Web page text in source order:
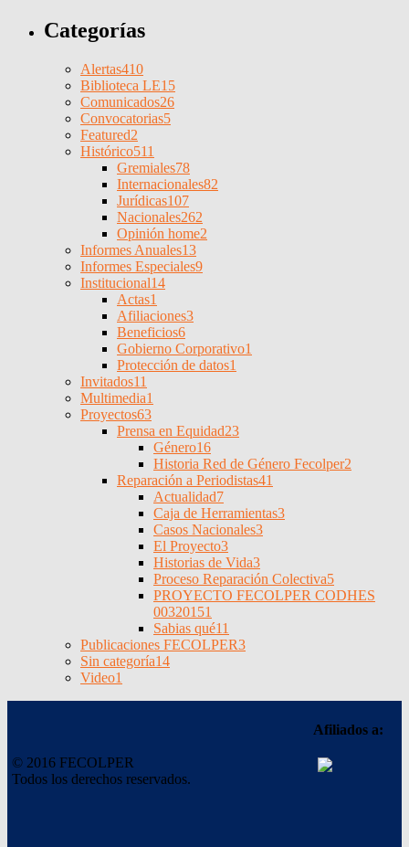
Categorías
Alertas410
Biblioteca LE15
Comunicados26
Convocatorias5
Featured2
Histórico511
Gremiales78
Internacionales82
Jurídicas107
Nacionales262
Opinión home2
Informes Anuales13
Informes Especiales9
Institucional14
Actas1
Afiliaciones3
Beneficios6
Gobierno Corporativo1
Protección de datos1
Invitados11
Multimedia1
Proyectos63
Prensa en Equidad23
Género16
Historia Red de Género Fecolper2
Reparación a Periodistas41
Actualidad7
Caja de Herramientas3
Casos Nacionales3
El Proyecto3
Historias de Vida3
Proceso Reparación Colectiva5
PROYECTO FECOLPER CODHES
00320151
Sabias qué11
Publicaciones FECOLPER3
Sin categoría14
Video1
© 2016 FECOLPER
Todos los derechos reservados.
Afiliados a: